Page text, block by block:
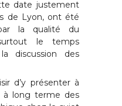
date justement
de Lyon, ont été
la qualité du
le temps
discussion des
d’y présenter à
à long terme des